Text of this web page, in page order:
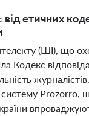
етичних
(ШІ), що
Кодекс
систему Prozorro,